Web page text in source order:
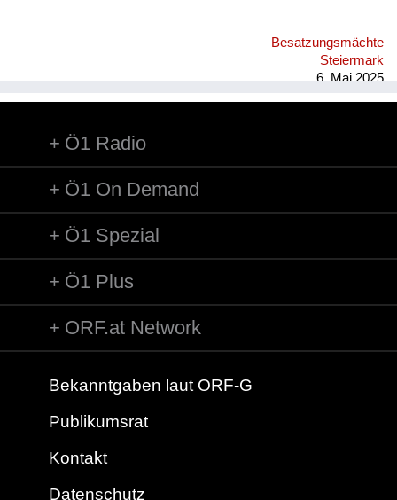
Besatzungsmächte
Steiermark
6. Mai 2025
Ö1 Radio
Ö1 On Demand
Ö1 Spezial
Ö1 Plus
ORF.at Network
Bekanntgaben laut ORF-G
Publikumsrat
Kontakt
Datenschutz